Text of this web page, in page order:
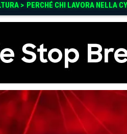
> PERCHÉ CHI LAVORA NELLA